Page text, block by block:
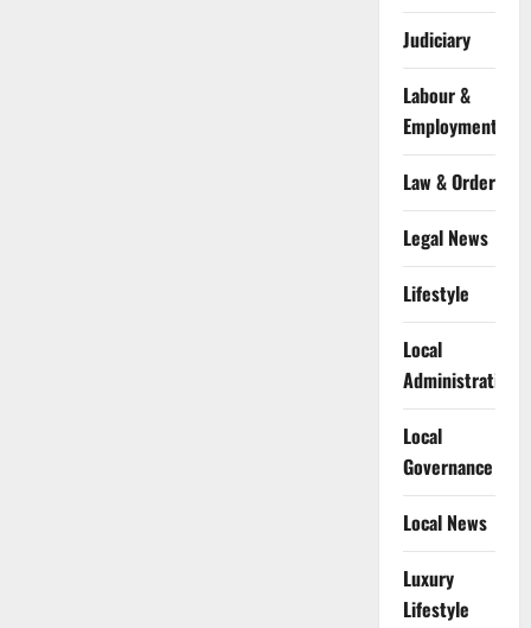
Judiciary
Labour &
Employment
Law & Order
Legal News
Lifestyle
Local
Administration
Local
Governance
Local News
Luxury
Lifestyle